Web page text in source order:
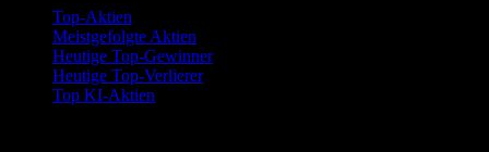
Top-Aktien
Meistgefolgte Aktien
Heutige Top-Gewinner
Heutige Top-Verlierer
Top KI-Aktien